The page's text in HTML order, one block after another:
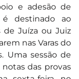
e adesão de
destinado ao
de Juíza ou Juiz
nas Varas do
Uma sessão de
das provas